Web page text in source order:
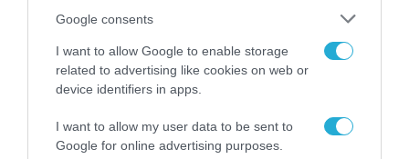
Google consents
I want to allow Google to enable storage
related to advertising like cookies on web or
device identifiers in apps.
I want to allow my user data to be sent to
Google for online advertising purposes.